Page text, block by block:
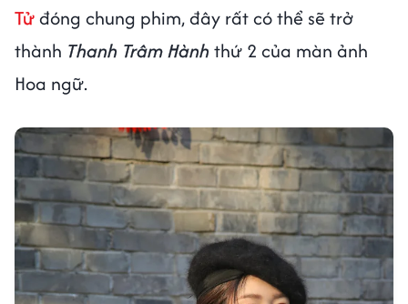
Tửđóng chung phim, đây rất có thể sẽ trở
thành Thanh Trâm Hành thứ 2 của màn ảnh
Hoa ngữ.